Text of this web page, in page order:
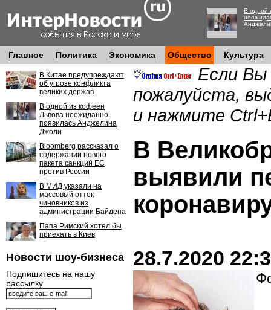
В одной
Главное Политика Экономика Общество Культура
В Китае предупреждают
об угрозе конфликта
великих держав
В одной из кофеен
Львова неожиданно
появилась Анджелина
Джоли
Bloomberg рассказал о
содержании нового
пакета санкций ЕС
против России
В МИД указали на
массовый отток
чиновников из
администрации Байдена
Папа Римский хотел бы
приехать в Киев
Новости шоу-бизнеса
Подпишитесь на нашу
рассылку
Если Вы
пожалуйста,
и нажмите
В
выявили
28.7.2020